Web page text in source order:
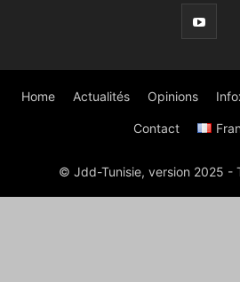
Home Actualités Opinions
Contact
© Jdd-Tunisie, version 2025 -